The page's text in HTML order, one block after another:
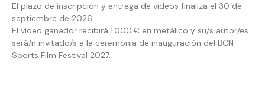
El plazo de inscripción y entrega de vídeos finaliza el 30 de
septiembre de 2026.
El vídeo ganador recibirá 1.000 € en metálico y su/s autor/es
será/n invitado/s a la ceremonia de inauguración del BCN
Sports Film Festival 2027.